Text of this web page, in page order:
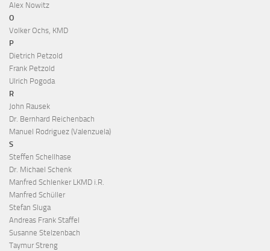
Alex Nowitz
O
Volker Ochs, KMD
P
Dietrich Petzold
Frank Petzold
Ulrich Pogoda
R
John Rausek
Dr. Bernhard Reichenbach
Manuel Rodriguez (Valenzuela)
S
Steffen Schellhase
Dr. Michael Schenk
Manfred Schlenker LKMD i.R.
Manfred Schüller
Stefan Sluga
Andreas Frank Staffel
Susanne Stelzenbach
Taymur Streng